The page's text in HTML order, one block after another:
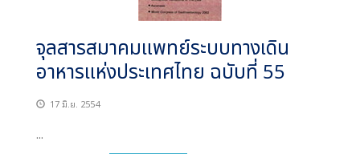
จุลสารสมาคมแพทย์ระบบทางเดิน
อาหารแห่งประเทศไทย ฉบับที่ 55
17 มิ.ย. 2554
...